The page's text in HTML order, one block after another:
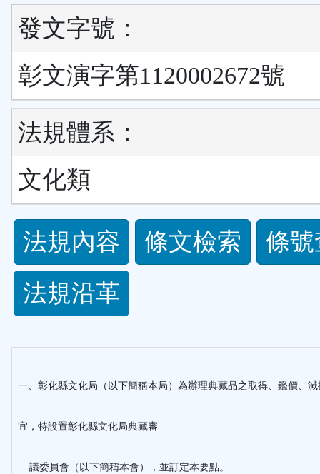
發文字號：
彰文演字第1120002672號
法規體系：
文化類
法
規
功
能
法規內容 條文檢索
條
法規沿革
一、彰化縣文化局（以下簡稱本局）為辦理典藏品之取得、鑑價、
宜，特設置彰化縣文化局典藏審
議委員會（以下簡稱本會），並訂定本要點。